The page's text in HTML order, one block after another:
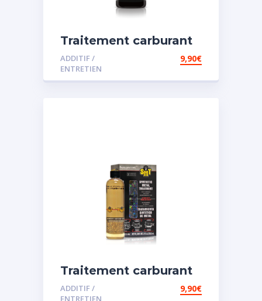
Traitement carburant
spécial diesel
ADDITIF /
ENTRETIEN
9,90€
Traitement carburant
spécial essence
ADDITIF /
ENTRETIEN
9,90€